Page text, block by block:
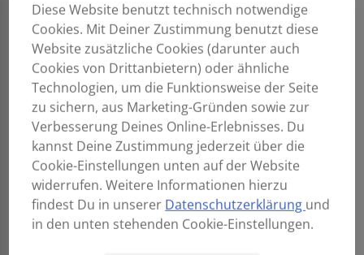
MAGMA LP-Slipmat
Technics “Berlin”
15,90€
MAGMA LP-Slipmat
Technics “Blinky”
15,90€
Diese Website benutzt technisch notwendige
Cookies. Mit Deiner Zustimmung benutzt diese
Website zusätzliche Cookies (darunter auch
Cookies von Drittanbietern) oder ähnliche
Technologien, um die Funktionsweise der Seite
zu sichern, aus Marketing-Gründen sowie zur
Verbesserung Deines Online-Erlebnisses. Du
kannst Deine Zustimmung jederzeit über die
Cookie-Einstellungen unten auf der Website
widerrufen. Weitere Informationen hierzu
findest Du in unserer Datenschutzerklärung und
in den unten stehenden Cookie-Einstellungen.